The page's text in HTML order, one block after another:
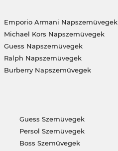
Emporio Armani Napszemüvegek
Michael Kors Napszemüvegek
Guess Napszemüvegek
Ralph Napszemüvegek
Burberry Napszemüvegek
Guess Szemüvegek
Persol Szemüvegek
Boss Szemüvegek